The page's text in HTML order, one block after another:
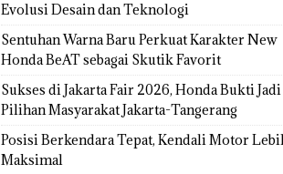
Evolusi Desain dan Teknologi
Sentuhan Warna Baru Perkuat Karakter New
Honda BeAT sebagai Skutik Favorit
Sukses di Jakarta Fair 2026, Honda Bukti Jadi
Pilihan Masyarakat Jakarta-Tangerang
Posisi Berkendara Tepat, Kendali Motor
Maksimal